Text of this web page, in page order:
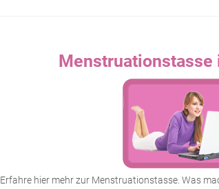
Menstruationstasse
Erfahre hier mehr zur Menstruationstasse. Was